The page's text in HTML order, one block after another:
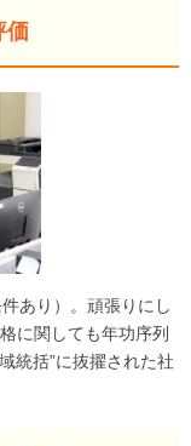
価
あり）。頑張りにし
に関しても年功序列
統括”に抜擢された社